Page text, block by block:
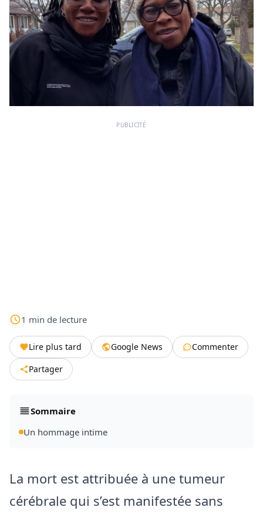
PUBLICITÉ
1 min de lecture
Lire plus tard Google News
Commenter
Partager
Sommaire
Un hommage intime
La mort est attribuée à une tumeur
cérébrale qui s’est manifestée sans